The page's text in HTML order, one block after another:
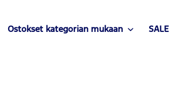
Ostokset kategorian mukaan SALE